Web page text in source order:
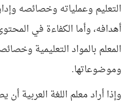
التعليم وعملياته وخصائصه
أهدافه، وأما الكفاءة في
المعلم بالمواد التعليمية
وموضوعاتها.
وإذا أراد معلم اللغة العربية